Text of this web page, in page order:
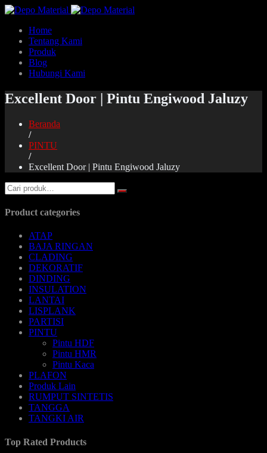
Home
Tentang Kami
Produk
Blog
Hubungi Kami
Excellent Door | Pintu Engiwood Jaluzy
Beranda
/
PINTU
/
Excellent Door | Pintu Engiwood Jaluzy
Product categories
ATAP
BAJA RINGAN
CLADING
DEKORATIF
DINDING
INSULATION
LANTAI
LISPLANK
PARTISI
PINTU
Pintu HDF
Pintu HMR
Pintu Kaca
PLAFON
Produk Lain
RUMPUT SINTETIS
TANGGA
TANGKI AIR
Top Rated Products